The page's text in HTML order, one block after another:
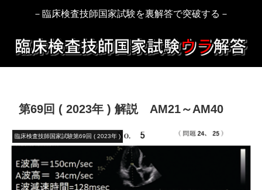
－臨床検査技師国家試験を裏解答で突破する－
第69回 ( 2023年 ) 解説 AM21～AM40
臨床検査技師国家試験第69回 ( 2023年 )